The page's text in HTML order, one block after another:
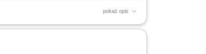
pokaż opis
oraz drabin. Wstępna selekcja i